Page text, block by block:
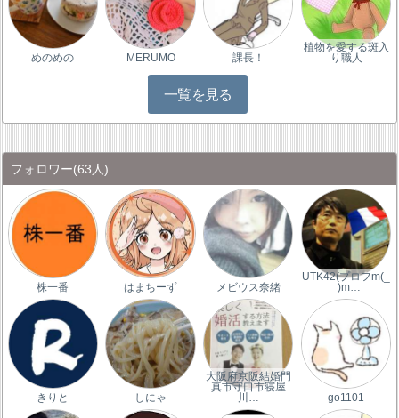
めのめの MERUMO 課長！
植物を愛する斑入
り職人
一覧を見る
フォロワー(63人)
株一番 はまちーず メビウス奈緒
UTK42(プロフm(_
_)m…
きりと しにゃ
大阪府京阪結婚門
真市守口市寝屋
川…
go1101